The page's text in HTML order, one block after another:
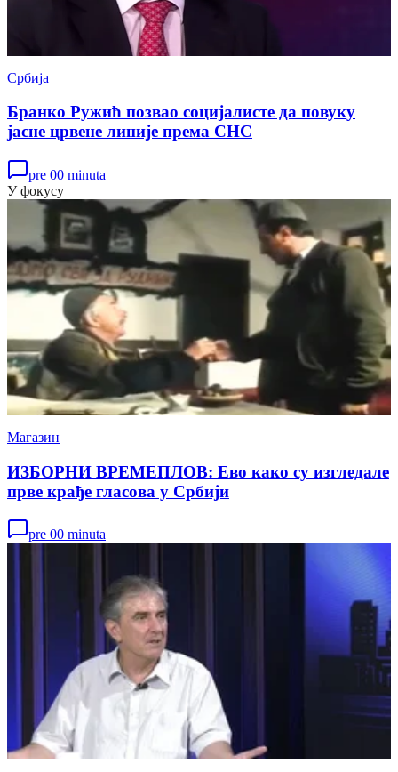
Србија
Бранко Ружић позвао социјалисте да повуку
јасне црвене линије према СНС
pre 00 minuta
У фокусу
Магазин
ИЗБОРНИ ВРЕМЕПЛОВ: Ево како су изгледале
прве крађе гласова у Србији
pre 00 minuta